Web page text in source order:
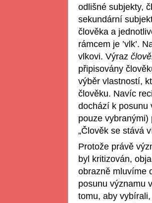
odlišné subjekty,
sekundární
člověka a
rámcem je ’vlk’.
vlkovi. Výraz
připisovány
výběr vlastností,
člověku. Navíc
dochází k posunu
pouze
„Člověk se stává
Protože právě
byl kritizován,
obrazně mluvíme
posunu významu
tomu, aby